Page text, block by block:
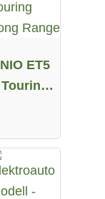
NIO ET5
Touring